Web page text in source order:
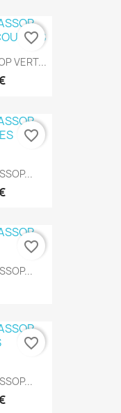
VERT...
favorite_border
favorite_border
favorite_border
favorite_border